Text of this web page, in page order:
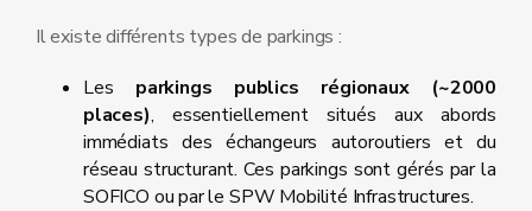
Il existe différents types de parkings :
Les parkings publics régionaux (~2000
places), essentiellement situés aux abords
immédiats des échangeurs autoroutiers et du
réseau structurant. Ces parkings sont gérés par la
SOFICO ou par le SPW Mobilité Infrastructures.